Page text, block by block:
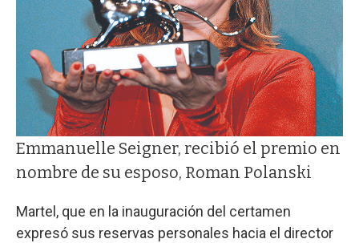
Emmanuelle Seigner, recibió el premio en
nombre de su esposo, Roman Polanski
Martel, que en la inauguración del certamen
expresó sus reservas personales hacia el director